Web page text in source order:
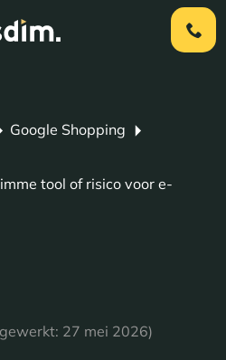
Google Shopping
tool of risico voor e-
27 mei 2026)